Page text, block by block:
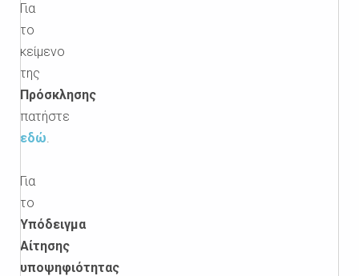
Για
το
κείμενο
της
Πρόσκλησης
πατήστε
εδώ.
Για
το
Υπόδειγμα
Αίτησης
υποψηφιότητας